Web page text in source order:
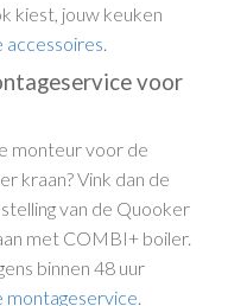
kiest, jouw keuken
accessoires
voor
monteur voor de
kraan? Vink dan de
van de Quooker
met COMBI+ boiler.
binnen 48 uur
montageservice.